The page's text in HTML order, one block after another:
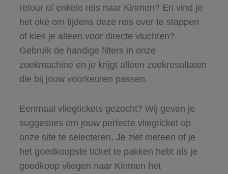
retour of enkele reis naar Kinmen? En vind je
het oké om tijdens deze reis over te stappen
of kies je alleen voor directe vluchten?
Gebruik de handige filters in onze
zoekmachine en je krijgt alleen zoekresultaten
die bij jouw voorkeuren passen.
Eenmaal vliegtickets gezocht? Wij geven je
suggesties om jouw perfecte vliegticket op
onze site te selecteren. Je ziet meteen of je
het goedkoopste ticket te pakken hebt als je
goedkoop vliegen naar Kinmen het